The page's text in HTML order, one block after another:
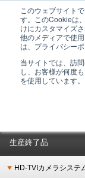
このウェブサイト
す。このCookieは
けにカスタマイズ
他のメディアで使
は、プライバシー
当サイトでは、訪
し、お客様が何度
を使用しています。
GANZは監視カメラシス
ィシステムを提供するメ
生産終了品
HD-TVIカメラシステ